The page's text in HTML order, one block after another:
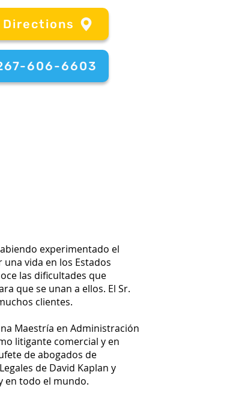
Directions
606-6603
experimentado el
vida en los Estados
las dificultades que
que se unan a ellos. El Sr.
clientes.
Maestría en Administración
litigante comercial y en
de abogados de
de David Kaplan y
en todo el mundo.